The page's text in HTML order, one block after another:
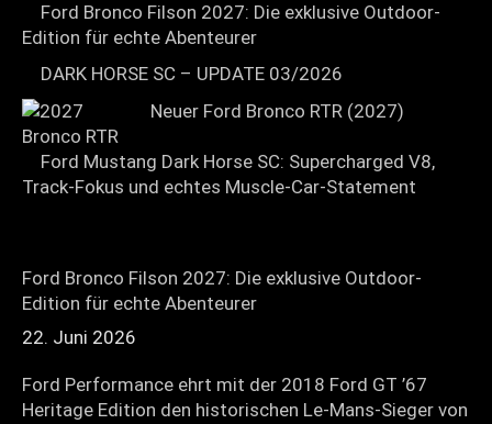
Ford Bronco Filson 2027: Die exklusive Outdoor-
Edition für echte Abenteurer
DARK HORSE SC – UPDATE 03/2026
Neuer Ford Bronco RTR (2027)
Ford Mustang Dark Horse SC: Supercharged V8,
Track-Fokus und echtes Muscle-Car-Statement
Ford Bronco Filson 2027: Die exklusive Outdoor-
Edition für echte Abenteurer
22. Juni 2026
Ford Performance ehrt mit der 2018 Ford GT ’67
Heritage Edition den historischen Le-Mans-Sieger von